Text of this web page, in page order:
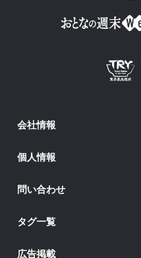
会社情報
個人情報
問い合わせ
タグ一覧
広告掲載